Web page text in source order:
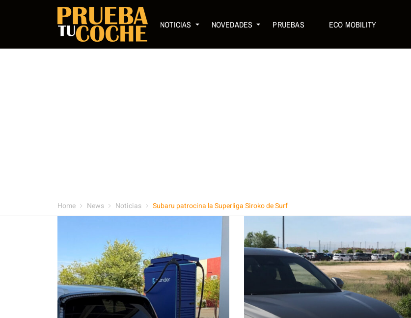
NOTICIAS NOVEDADES PRUEBAS ECO MOBILITY
Home News Noticias Subaru patrocina la Superliga Siroko de Surf